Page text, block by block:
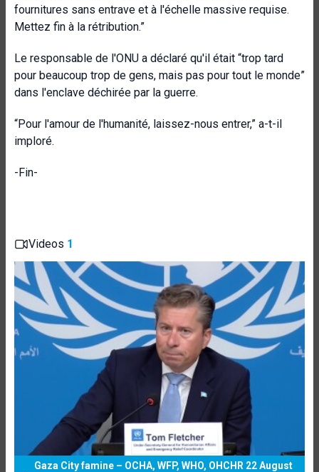
fournitures sans entrave et à l'échelle massive requise.
Mettez fin à la rétribution.”
Le responsable de l'ONU a déclaré qu'il était “trop tard
pour beaucoup trop de gens, mais pas pour tout le monde”
dans l'enclave déchirée par la guerre.
“Pour l'amour de l'humanité, laissez-nous entrer,” a-t-il
imploré.
-Fin-
Videos 1
Gaza City famine – OCHA, WFP, WHO, OHCHR 22 August